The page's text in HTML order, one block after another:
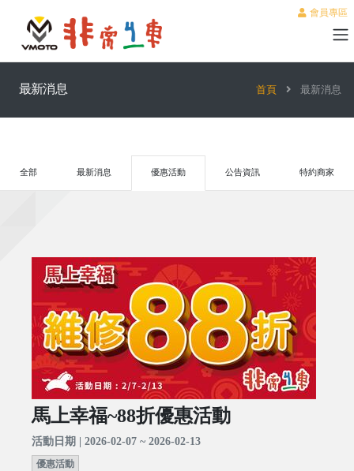
會員專區
最新消息 首頁 最新消息
全部 最新消息 優惠活動 公告資訊 特約商家
馬上幸福~88折優惠活動
活動日期 | 2026-02-07 ~ 2026-02-13
優惠活動